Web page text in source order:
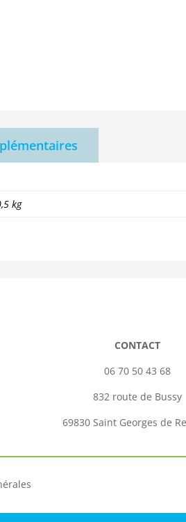
kg
CONTACT
06 70 50 43 68
832 route de Bussy
69830 Saint Georges de